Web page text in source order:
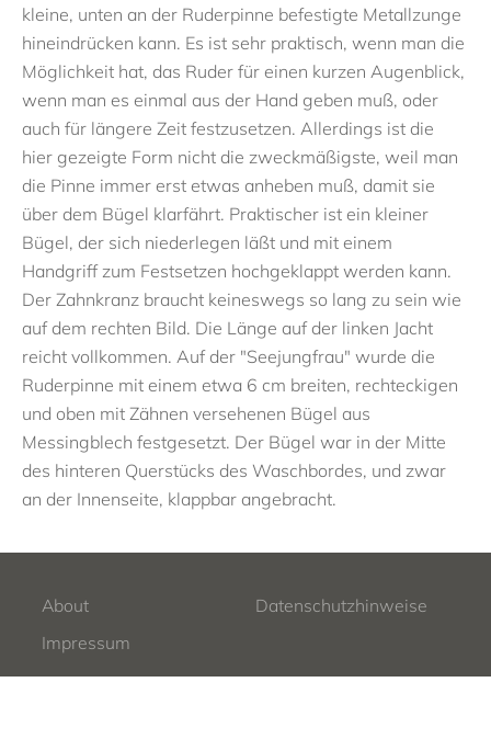
kleine, unten an der Ruderpinne befestigte Metallzunge
hineindrücken kann. Es ist sehr praktisch, wenn man die
Möglichkeit hat, das Ruder für einen kurzen Augenblick,
wenn man es einmal aus der Hand geben muß, oder
auch für längere Zeit festzusetzen. Allerdings ist die
hier gezeigte Form nicht die zweckmäßigste, weil man
die Pinne immer erst etwas anheben muß, damit sie
über dem Bügel klarfährt. Praktischer ist ein kleiner
Bügel, der sich niederlegen läßt und mit einem
Handgriff zum Festsetzen hochgeklappt werden kann.
Der Zahnkranz braucht keineswegs so lang zu sein wie
auf dem rechten Bild. Die Länge auf der linken Jacht
reicht vollkommen. Auf der "Seejungfrau" wurde die
Ruderpinne mit einem etwa 6 cm breiten, rechteckigen
und oben mit Zähnen versehenen Bügel aus
Messingblech festgesetzt. Der Bügel war in der Mitte
des hinteren Querstücks des Waschbordes, und zwar
an der Innenseite, klappbar angebracht.
About
Datenschutzhinweise
Impressum